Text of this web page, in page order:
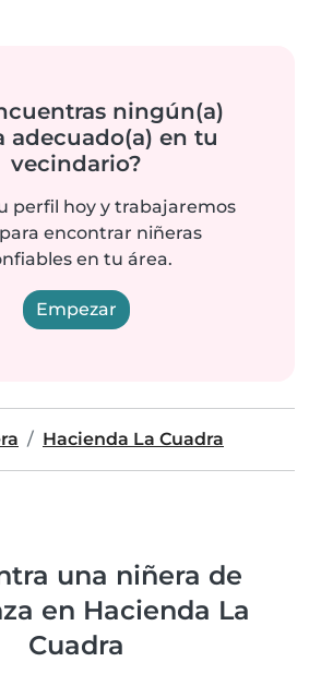
ningún(a)
adecuado(a) en tu
vecindario?
perfil hoy y trabajaremos
encontrar niñeras
en tu área.
Empezar
Hacienda La Cuadra
una niñera de
en Hacienda La
Cuadra